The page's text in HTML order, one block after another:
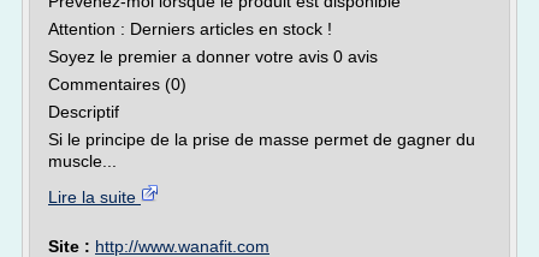
Attention : Derniers articles en stock !
Soyez le premier a donner votre avis 0 avis
Commentaires (0)
Descriptif
Si le principe de la prise de masse permet de gagner du
muscle...
Lire la suite
Site : http://www.wanafit.com